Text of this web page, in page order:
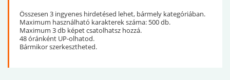
Összesen 3 ingyenes hirdetésed lehet, bármely kategóriában.
Maximum használható karakterek száma: 500 db.
Maximum 3 db képet csatolhatsz hozzá.
48 óránként UP-olhatod.
Bármikor szerkesztheted.